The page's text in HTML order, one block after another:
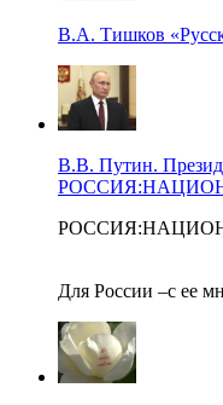
В.А. Тишков
В.В. Путин.
Для России –с ее